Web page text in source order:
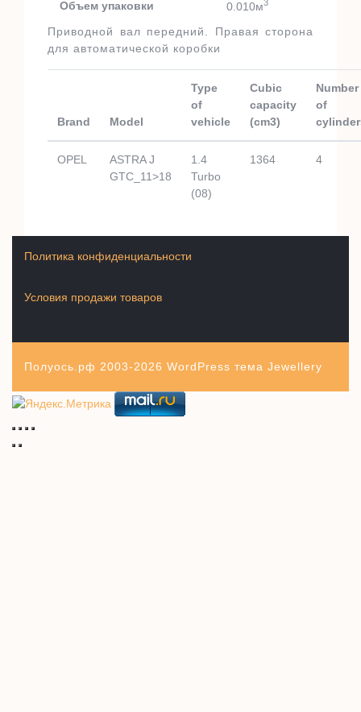
Объем упаковки 0.010м3
Приводной вал передний. Правая сторона
для автоматической коробки
Brand Model
Type
of
vehicle
Cubic
capacity
(cm3)
Number
of
OPEL
ASTRA J
GTC_11>18
1.4
Turbo
(08)
1364 4
Условия продажи товаров
Политика конфиденциальности
Полуось.рф 2003-2026 WordPress тема Jewellery